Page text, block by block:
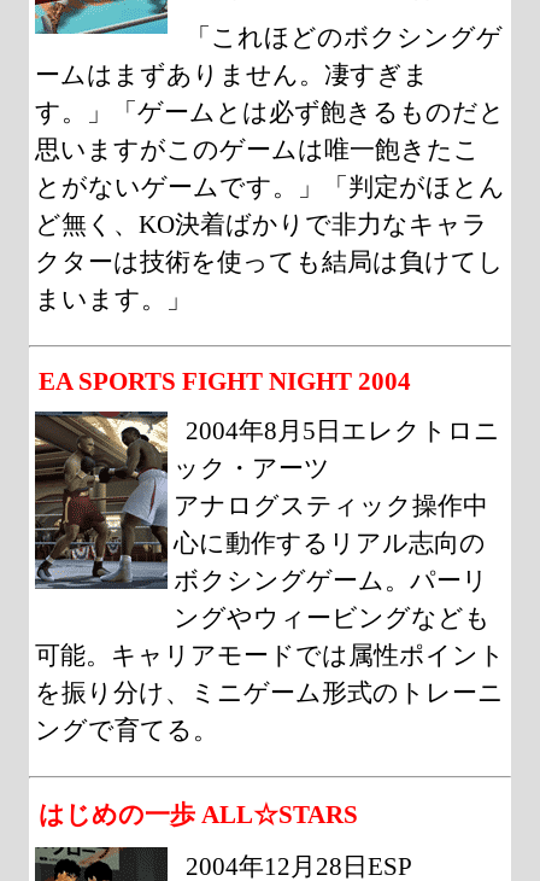
「これほどのボクシングゲ
ームはまずありません。凄すぎま
す。」「ゲームとは必ず飽きるものだと
思いますがこのゲームは唯一飽きたこ
とがないゲームです。」「判定がほとん
ど無く、KO決着ばかりで非力なキャラ
クターは技術を使っても結局は負けてし
まいます。」
EA SPORTS FIGHT NIGHT 2004
2004年8月5日エレクトロニ
ック・アーツ
アナログスティック操作中
心に動作するリアル志向の
ボクシングゲーム。パーリ
ングやウィービングなども
可能。キャリアモードでは属性ポイント
を振り分け、ミニゲーム形式のトレーニ
ングで育てる。
はじめの一歩 ALL☆STARS
2004年12月28日ESP